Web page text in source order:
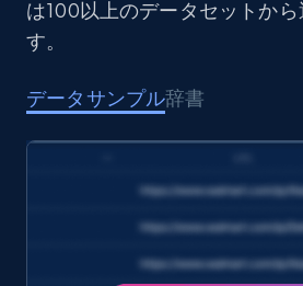
Video length, Likes, Views, and
Social media
714+
は100以上のデータセットから
す。
データサンプル辞書